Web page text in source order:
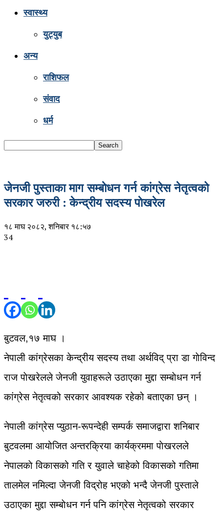
स्वास्थ्य
युट्युब
अन्य
राशिफल
संवाद
धर्म
जेनजी पुस्ताका माग सम्बाेधन गर्न कांग्रेस नेतृत्वको
सरकार जरुरी : केन्द्रीय सदस्य पाेखरेल
१८ माघ २०८२, शनिबार १८:५७
34
बुटवल,१७ माघ ।
नेपाली कांग्रेसका केन्द्रीय सदस्य तथा अर्थविद् प्रा डा गाेविन्द
राज पाेखरेलले जेनजी युवाहरूले उठाएका मुद्दा सम्बाेधन गर्न
कांग्रेस नेतृत्वको सरकार आवश्यक रहेको बताएका छन् ।
नेपाली कांग्रेस प्युठान-रूपन्देही सम्पर्क समाजद्वारा शनिबार
बुटवलमा आयोजित अन्तरक्रिया कार्यक्रममा पाेखरलले
नेपालकाे विकासको गति र युवाले चाहेको विकासको गतिमा
तालमेल नमिल्दा जेनजी विद्रोह भएको भन्दै जेनजी पुस्ताले
उठाएका मुद्दा सम्बाेधन गर्न पनि कांग्रेस नेतृत्वको सरकार